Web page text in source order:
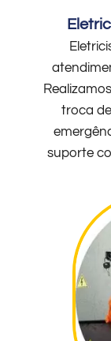
troca
suporte